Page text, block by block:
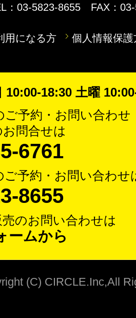
：03-5823-8655 FAX：
用になる方 個人情報保護
10:00-18:30 土曜
ご予約・お問い合わせ
お問合せは
6761
ご予約・お問い合わせ
8655
のお問い合わせは
ームから
(C) CIRCLE.Inc,All